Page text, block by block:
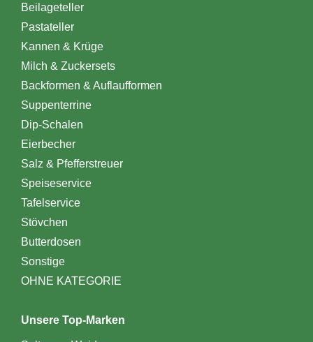
Beilageteller
Pastateller
Kannen & Krüge
Milch & Zuckersets
Backformen & Auflaufformen
Suppenterrine
Dip-Schalen
Eierbecher
Salz & Pfefferstreuer
Speiseservice
Tafelservice
Stövchen
Butterdosen
Sonstige
OHNE KATEGORIE
Unsere Top-Marken